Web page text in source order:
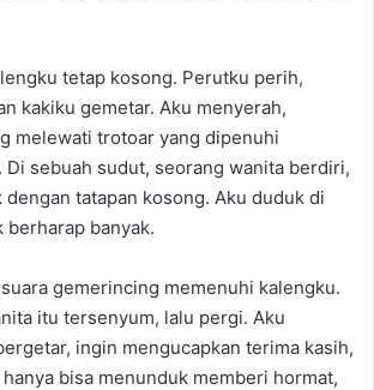
tetap kosong. Perutku perih,
kakiku gemetar. Aku menyerah,
melewati trotoar yang dipenuhi
Di sebuah sudut, seorang wanita berdiri,
tatapan kosong. Aku duduk di
berharap banyak.
gemerincing memenuhi kalengku.
itu tersenyum, lalu pergi. Aku
ingin mengucapkan terima kasih,
bisa menunduk memberi hormat,